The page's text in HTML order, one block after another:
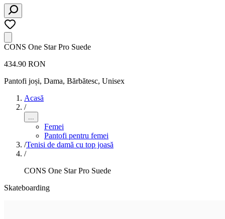
CONS One Star Pro Suede
434.90 RON
Pantofi joși, Dama, Bărbătesc, Unisex
Acasă
/
...
Femei
Pantofi pentru femei
/Tenisi de damă cu top joasă
/
CONS One Star Pro Suede
Skateboarding